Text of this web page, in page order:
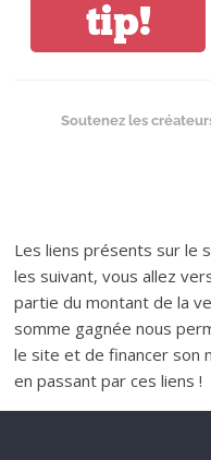
tip!
Soutenez les
Les liens présents sur le
les suivant, vous allez
partie du montant de la
somme gagnée nous
le site et de financer son
en passant par ces liens !